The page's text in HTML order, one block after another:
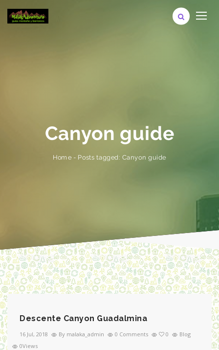
Canyon guide
Home- Posts tagged: Canyon guide
Descente Canyon Guadalmina
16 Jul, 2018 By malaka_admin 0 Comments 0
Blog
0Views